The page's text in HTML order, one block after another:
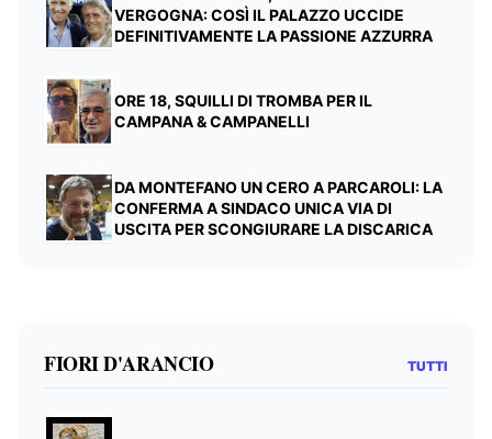
VERGOGNA: COSÌ IL PALAZZO UCCIDE
DEFINITIVAMENTE LA PASSIONE AZZURRA
ORE 18, SQUILLI DI TROMBA PER IL
CAMPANA & CAMPANELLI
DA MONTEFANO UN CERO A PARCAROLI: LA
CONFERMA A SINDACO UNICA VIA DI
USCITA PER SCONGIURARE LA DISCARICA
FIORI D'ARANCIO TUTTI